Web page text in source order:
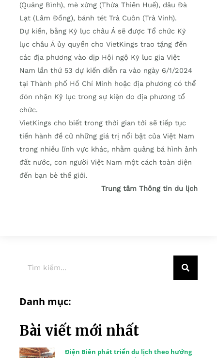
(Quảng Bình), mè xửng (Thừa Thiên Huế), dâu Đà
Lạt (Lâm Đồng), bánh tét Trà Cuôn (Trà Vinh).
Dự kiến, bằng Kỷ lục châu Á sẽ được Tổ chức Kỷ
lục châu Á ủy quyền cho VietKings trao tặng đến
các địa phương vào dịp Hội ngộ Kỷ lục gia Việt
Nam lần thứ 53 dự kiến diễn ra vào ngày 6/1/2024
tại Thành phố Hồ Chí Minh hoặc địa phương có thể
đón nhận Kỷ lục trong sự kiện do địa phương tổ
chức.
VietKings cho biết trong thời gian tới sẽ tiếp tục
tiến hành đề cử những giá trị nổi bật của Việt Nam
trong nhiều lĩnh vực khác, nhằm quảng bá hình ảnh
đất nước, con người Việt Nam một cách toàn diện
đến bạn bè thế giới.
Trung tâm Thông tin du lịch
Danh mục:
Bài viết mới nhất
Điện Biên phát triển du lịch theo hướng